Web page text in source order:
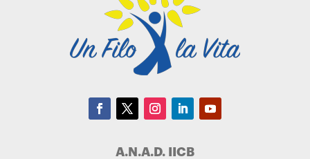
A.N.A.D. IICB